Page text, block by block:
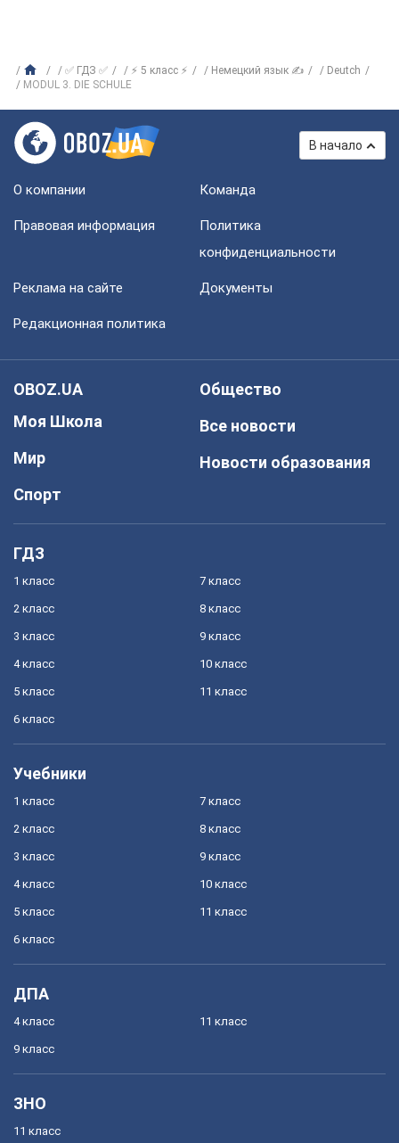
✅ ГДЗ ✅ ⚡ 5 класс ⚡ Немецкий язык ✍
Deutch
MODUL 3. DIE SCHULE
В начало
О компании Команда
Правовая информация
Политика
конфиденциальности
Реклама на сайте Документы
Редакционная политика
OBOZ.UA
Моя Школа
Мир
Спорт
Общество
Все новости
Новости образования
ГДЗ
1 класс
2 класс
3 класс
4 класс
5 класс
6 класс
7 класс
8 класс
9 класс
10 класс
11 класс
Учебники
1 класс
2 класс
3 класс
4 класс
5 класс
6 класс
7 класс
8 класс
9 класс
10 класс
11 класс
ДПА
4 класс
9 класс
11 класс
ЗНО
11 класс